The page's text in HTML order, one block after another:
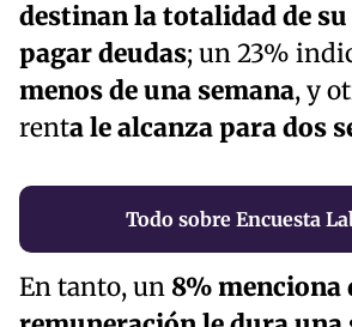
destinan la totalidad de
pagar deudas; un 23%
menos de una semana, y
renta le alcanza para dos
Todo sobre Encuesta
En tanto, un 8% menciona